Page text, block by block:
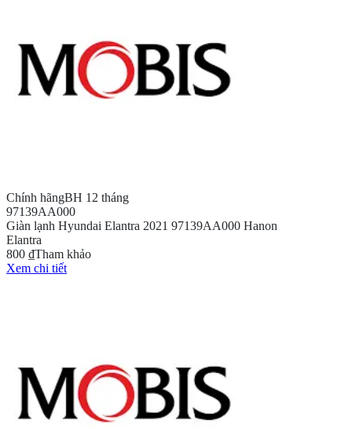
Chính hãngBH 12 tháng
97139AA000
Giàn lạnh Hyundai Elantra 2021 97139AA000 Hanon
Elantra
800 ₫Tham khảo
Xem chi tiết